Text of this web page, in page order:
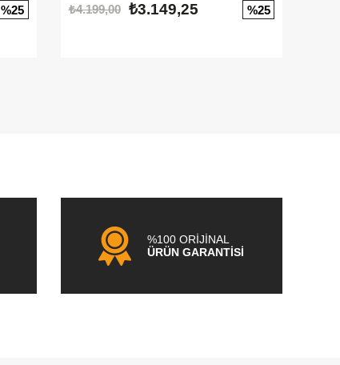
%25
₺4.199,00
₺3.149,25 %25
%100 ORİJİNAL
ÜRÜN GARANTİSİ